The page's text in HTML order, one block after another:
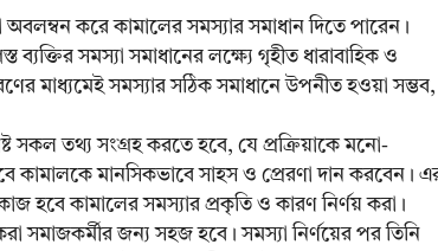
অবলম্বন করে কামালের সমস্যার সমাধান দিতে পারেন।
ব্যক্তির সমস্যা সমাধানের লক্ষ্যে গৃহীত ধারাবাহিক ও
মাধ্যমেই সমস্যার সঠিক সমাধানে উপনীত হওয়া সম্ভব,
সকল তথ্য সংগ্রহ করতে হবে, যে প্রক্রিয়াকে মনো-
কামালকে মানসিকভাবে সাহস ও প্রেরণা দান করবেন।
হবে কামালের সমস্যার প্রকৃতি ও কারণ নির্ণয় করা।
সমাজকর্মীর জন্য সহজ হবে। সমস্যা নির্ণয়ের পর তিনি